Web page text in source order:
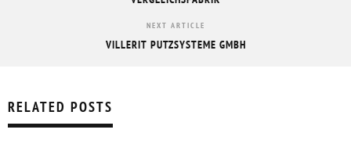
NEXT ARTICLE
VILLERIT PUTZSYSTEME GMBH
RELATED POSTS